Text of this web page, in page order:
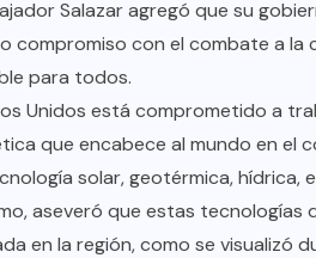
Salazar agregó que su
compromiso con el combate a la
para todos.
Unidos está comprometido a
que encabece al mundo en el
solar, geotérmica, hídrica,
aseveró que estas tecnologías
en la región, como se visualizó